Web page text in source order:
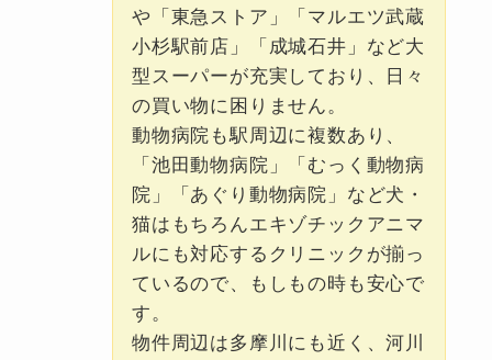
や「東急ストア」「マルエツ武蔵
小杉駅前店」「成城石井」など大
型スーパーが充実しており、日々
の買い物に困りません。
動物病院も駅周辺に複数あり、
「池田動物病院」「むっく動物病
院」「あぐり動物病院」など犬・
猫はもちろんエキゾチックアニマ
ルにも対応するクリニックが揃っ
ているので、もしもの時も安心で
す。
物件周辺は多摩川にも近く、河川